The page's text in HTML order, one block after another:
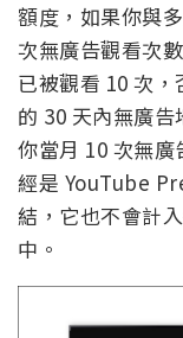
額度，如果你與
次無廣告觀看次
已被觀看 10 次
的 30 天內無廣
你當月 10 次無
經是 YouTube
結，它也不會計
中。